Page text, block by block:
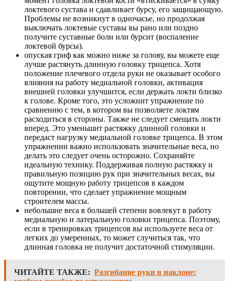
локтевого сустава и сдавливает бурсу, его защищающую.
Проблемы не возникнут в одночасье, но продолжая
выключать локтевые суставы вы рано или поздно
получите суставные боли или бурсит (воспаление
локтевой бурсы).
опуская гриф как можно ниже за голову, вы можете еще
лучше растянуть длинную головку трицепса. Хотя
положение плечевого отдела руки не оказывает особого
влияния на работу медиальной головки, активация
внешней головки улучшится, если держать локти близко
к голове. Кроме того, это усложнит упражнение по
сравнению с тем, в котором вы позволяете локтям
расходиться в стороны. Также не следует смещать локти
вперед. Это уменьшит растяжку длинной головки и
передаст нагрузку медиальной головке трицепса. В этом
упражнении важно использовать значительные веса, но
делать это следует очень осторожно. Сохраняйте
идеальную технику. Поддерживая полную растяжку и
правильную позицию рук при значительных весах, вы
ощутите мощную работу трицепсов в каждом
повторении, что сделает упражнение мощным
строителем массы.
небольшие веса в большей степени вовлекут в работу
медиальную и латеральную головки трицепса. Поэтому,
если в тренировках трицепсов вы используете веса от
легких до умеренных, то может случиться так, что
длинная головка не получит достаточной стимуляции.
ЧИТАЙТЕ ТАКЖЕ: Разгибание руки в наклоне: